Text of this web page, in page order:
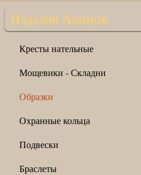
Изделия Акимов
Кресты нательные
Мощевики - Складни
Образки
Охранные кольца
Подвески
Браслеты